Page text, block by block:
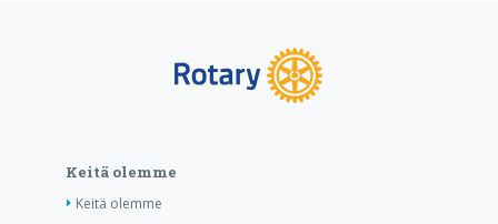
Keitä olemme
Keitä olemme